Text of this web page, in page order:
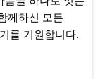
께하신 모든
를 기원합니다.